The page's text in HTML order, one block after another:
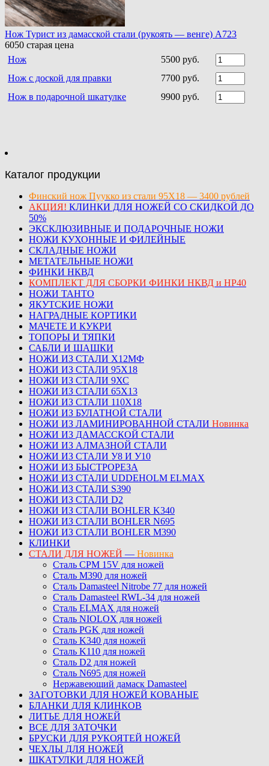
Нож Турист из дамасской стали (рукоять — венге) A723
6050 старая цена
Нож
5500 руб.
Нож с доской для правки
7700 руб.
Нож в подарочной шкатулке
9900 руб.
Каталог продукции
Финский нож Пуукко из стали 95Х18 — 3400 рублей
АКЦИЯ! КЛИНКИ ДЛЯ НОЖЕЙ СО СКИДКОЙ ДО
50%
ЭКСКЛЮЗИВНЫЕ И ПОДАРОЧНЫЕ НОЖИ
НОЖИ КУХОННЫЕ И ФИЛЕЙНЫЕ
СКЛАДНЫЕ НОЖИ
МЕТАТЕЛЬНЫЕ НОЖИ
ФИНКИ НКВД
КОМПЛЕКТ ДЛЯ СБОРКИ ФИНКИ НКВД и НР40
НОЖИ ТАНТО
ЯКУТСКИЕ НОЖИ
НАГРАДНЫЕ КОРТИКИ
МАЧЕТЕ И КУКРИ
ТОПОРЫ И ТЯПКИ
САБЛИ И ШАШКИ
НОЖИ ИЗ СТАЛИ Х12МФ
НОЖИ ИЗ СТАЛИ 95Х18
НОЖИ ИЗ СТАЛИ 9ХС
НОЖИ ИЗ СТАЛИ 65Х13
НОЖИ ИЗ СТАЛИ 110Х18
НОЖИ ИЗ БУЛАТНОЙ СТАЛИ
НОЖИ ИЗ ЛАМИНИРОВАННОЙ СТАЛИ Новинка
НОЖИ ИЗ ДАМАССКОЙ СТАЛИ
НОЖИ ИЗ АЛМАЗНОЙ СТАЛИ
НОЖИ ИЗ СТАЛИ У8 И У10
НОЖИ ИЗ БЫСТРОРЕЗА
НОЖИ ИЗ СТАЛИ UDDEHOLM ELMAX
НОЖИ ИЗ СТАЛИ S390
НОЖИ ИЗ СТАЛИ D2
НОЖИ ИЗ СТАЛИ BOHLER K340
НОЖИ ИЗ СТАЛИ BOHLER N695
НОЖИ ИЗ СТАЛИ BOHLER M390
КЛИНКИ
СТАЛИ ДЛЯ НОЖЕЙ — Новинка
Сталь CPM 15V для ножей
Сталь M390 для ножей
Сталь Damasteel Nitrobe 77 для ножей
Сталь Damasteel RWL-34 для ножей
Сталь ELMAX для ножей
Сталь NIOLOX для ножей
Сталь PGK для ножей
Сталь K340 для ножей
Сталь K110 для ножей
Сталь D2 для ножей
Сталь N695 для ножей
Нержавеющий дамаск Damasteel
ЗАГОТОВКИ ДЛЯ НОЖЕЙ КОВАНЫЕ
БЛАНКИ ДЛЯ КЛИНКОВ
ЛИТЬЕ ДЛЯ НОЖЕЙ
ВСЕ ДЛЯ ЗАТОЧКИ
БРУСКИ ДЛЯ РУКОЯТЕЙ НОЖЕЙ
ЧЕХЛЫ ДЛЯ НОЖЕЙ
ШКАТУЛКИ ДЛЯ НОЖЕЙ